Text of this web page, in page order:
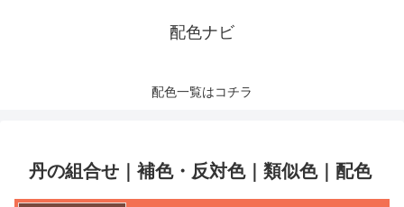
配色ナビ
配色一覧はコチラ
丹の組合せ｜補色・反対色｜類似色｜配色